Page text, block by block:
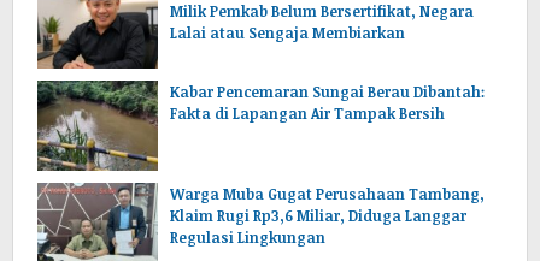
Milik Pemkab Belum Bersertifikat, Negara
Lalai atau Sengaja Membiarkan
Kabar Pencemaran Sungai Berau Dibantah:
Fakta di Lapangan Air Tampak Bersih
Warga Muba Gugat Perusahaan Tambang,
Klaim Rugi Rp3,6 Miliar, Diduga Langgar
Regulasi Lingkungan